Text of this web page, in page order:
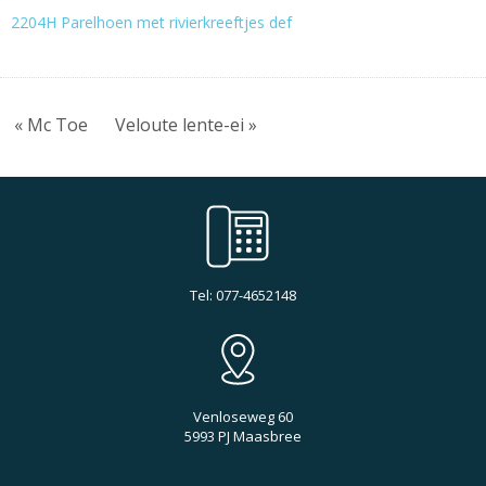
2204H Parelhoen met rivierkreeftjes def
« Mc Toe Veloute lente-ei »
Tel: 077-4652148
Venloseweg 60
5993 PJ Maasbree